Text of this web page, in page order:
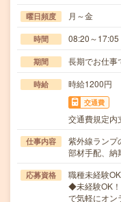
曜日頻度 月～金
時間 08:20～17:05
期間 長期でお仕事
時給 時給1200円
交通費
交通費規定内
仕事内容
紫外線ランプ
部材手配、
応募資格
職種未経験
◆未経験OK
で気軽にオ